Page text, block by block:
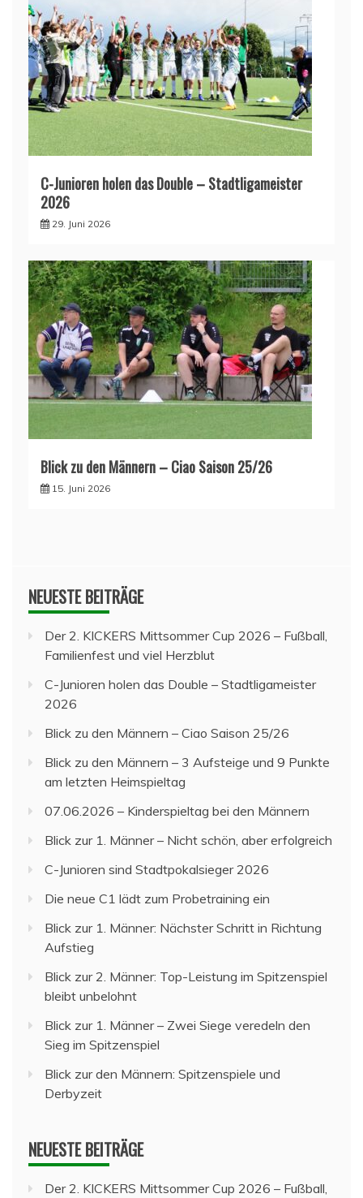
C-Junioren holen das Double – Stadtligameister
2026
29. Juni 2026
Blick zu den Männern – Ciao Saison 25/26
15. Juni 2026
NEUESTE BEITRÄGE
Der 2. KICKERS Mittsommer Cup 2026 – Fußball,
Familienfest und viel Herzblut
C-Junioren holen das Double – Stadtligameister
2026
Blick zu den Männern – Ciao Saison 25/26
Blick zu den Männern – 3 Aufsteige und 9 Punkte
am letzten Heimspieltag
07.06.2026 – Kinderspieltag bei den Männern
Blick zur 1. Männer – Nicht schön, aber erfolgreich
C-Junioren sind Stadtpokalsieger 2026
Die neue C1 lädt zum Probetraining ein
Blick zur 1. Männer: Nächster Schritt in Richtung
Aufstieg
Blick zur 2. Männer: Top-Leistung im Spitzenspiel
bleibt unbelohnt
Blick zur 1. Männer – Zwei Siege veredeln den
Sieg im Spitzenspiel
Blick zur den Männern: Spitzenspiele und
Derbyzeit
NEUESTE BEITRÄGE
Der 2. KICKERS Mittsommer Cup 2026 – Fußball,